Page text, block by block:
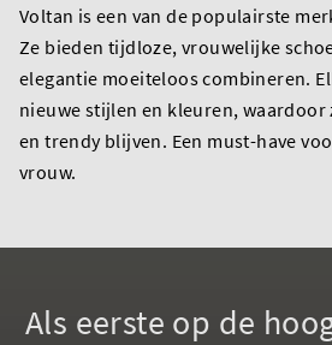
Voltan is een van de populairste
Ze bieden tijdloze, vrouwelijke
elegantie moeiteloos combineren.
nieuwe stijlen en kleuren, waardoor
en trendy blijven. Een must-have
vrouw.
Als eerste op de